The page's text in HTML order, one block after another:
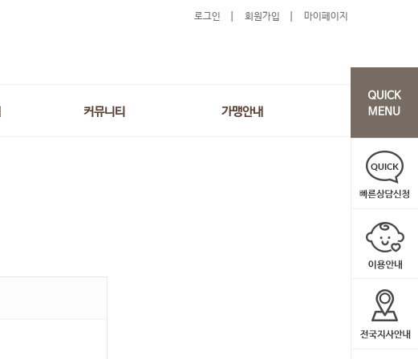
로그인 회원가입 마이페이지
커뮤니티 가맹안내